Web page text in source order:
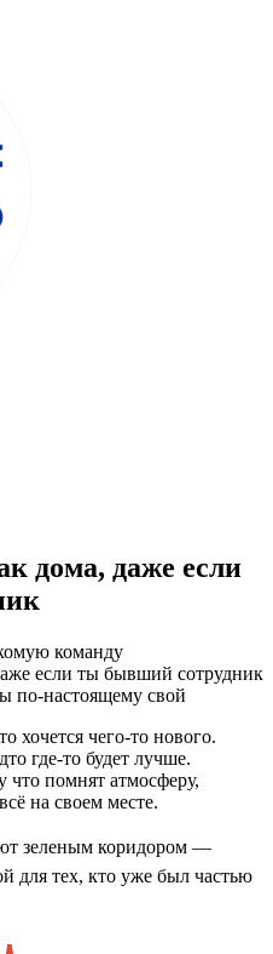
дома, даже если
команду
по-настоящему свой
хочется чего-то нового.
где-то будет лучше.
помнят атмосферу,
на своем месте.
зеленым коридором —
для тех, кто уже был частью